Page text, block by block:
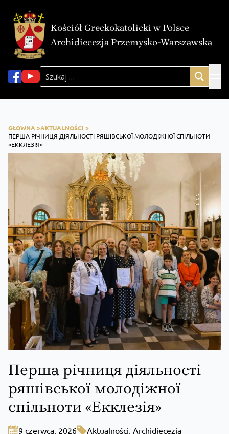
Kościół Greckokatolicki w Polsce
Archidiecezja Przemysko-Warszawska
GŁOWNA >AKTUALNOŚCI >
ПЕРША РІЧНИЦЯ ДІЯЛЬНОСТІ РЯШІВСЬКОЇ МОЛОДІЖНОЇ СПІЛЬНОТИ
«ЕККЛЕЗІЯ»
Перша річниця діяльності
ряшівської молодіжної
спільноти «Екклезія»
9 czerwca, 2026 Aktualności, Archidiecezja